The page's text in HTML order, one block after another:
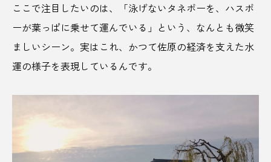
立ち食い蕎麦 笑四季酒造 第一次産業
第五人格 箱根 箱根神社 築地
米 紫陽花 組み合わせ
経営者 絶景 絶景サウナ
続日本100名城
群馬県 耕作放棄地 腸内環境
ここで注目したいのは、「泳げないタネボーを、ハスボ
ーが葉っぱに乗せて運んでいる」という、なんとも微笑
ましいシーン。実はこれ、かつて佐原の経済を支えた水
運の様子を表現しているんです。